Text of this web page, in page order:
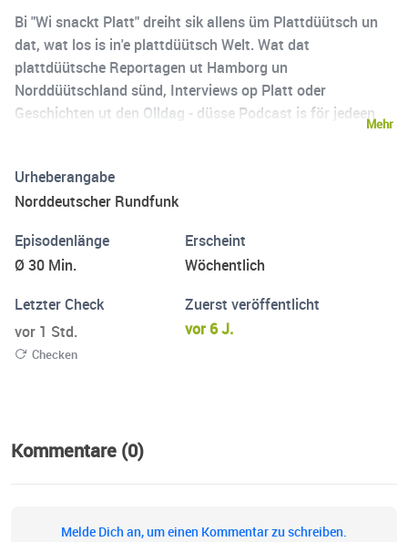
Bi "Wi snackt Platt" dreiht sik allens üm Plattdüütsch un
dat, wat los is in'e plattdüütsch Welt. Wat dat
plattdüütsche Reportagen ut Hamborg un
Norddüütschland sünd, Interviews op Platt oder
Geschichten ut den Olldag - düsse Podcast is för jedeen
was die plattdeutsche Welt bewegt. Ob plattdeutsche
Reportagen aus Hamburg und Norddeutschland,
hier kommt jeder auf seine Kosten, der Plattdeutsch liebt
oder es lernen möchte.
Mehr
Urheberangabe
Norddeutscher Rundfunk
Episodenlänge
Ø 30 Min.
Erscheint
Wöchentlich
Letzter Check
vor 1 Std.
Checken
Zuerst veröffentlicht
vor 6 J.
Kommentare (0)
Melde Dich an, um einen Kommentar zu schreiben.